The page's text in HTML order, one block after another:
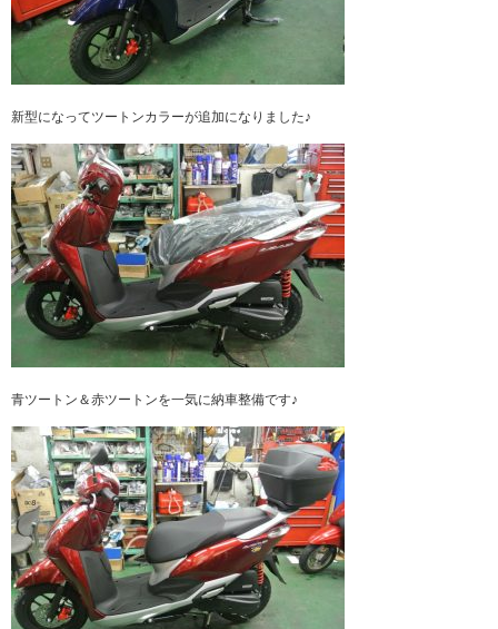
新型になってツートンカラーが追加になりました♪
青ツートン＆赤ツートンを一気に納車整備です♪